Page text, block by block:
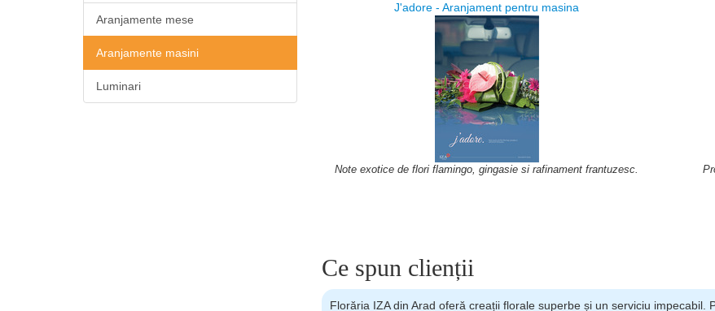
Aranjamente mese
Aranjamente masini
Luminari
J'adore - Aranjament pentru masina
Note exotice de flori flamingo, gingasie si rafinament frantuzesc.
Ce spun clienții
Florăria IZA din Arad oferă creații florale superbe și un serviciu